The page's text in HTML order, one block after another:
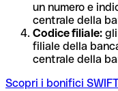
un numero e
centrale della
Codice filiale:
filiale della
centrale della
Scopri i bonifici